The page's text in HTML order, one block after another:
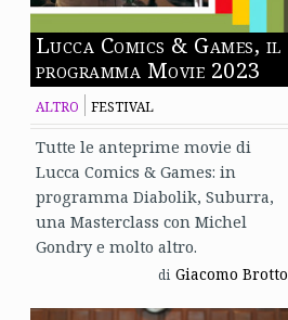
Lucca Comics & Games, il
programma Movie 2023
ALTRO FESTIVAL
Tutte le anteprime movie di
Lucca Comics & Games: in
programma Diabolik, Suburra,
una Masterclass con Michel
Gondry e molto altro.
di Giacomo Brotto